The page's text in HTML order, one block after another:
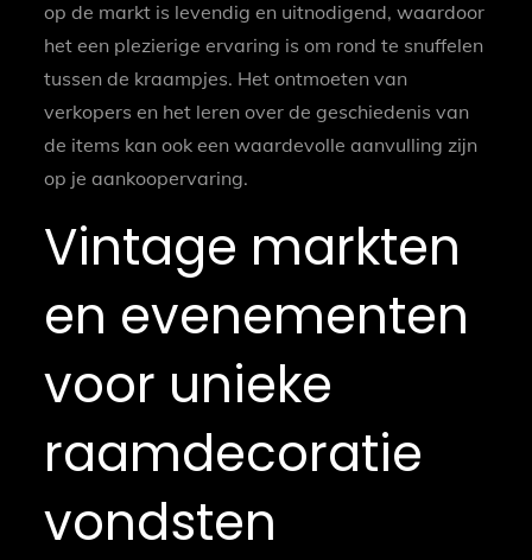
op de markt is levendig en uitnodigend, waardoor
het een plezierige ervaring is om rond te snuffelen
tussen de kraampjes. Het ontmoeten van
verkopers en het leren over de geschiedenis van
de items kan ook een waardevolle aanvulling zijn
op je aankoopervaring.
Vintage markten
en evenementen
voor unieke
raamdecoratie
vondsten